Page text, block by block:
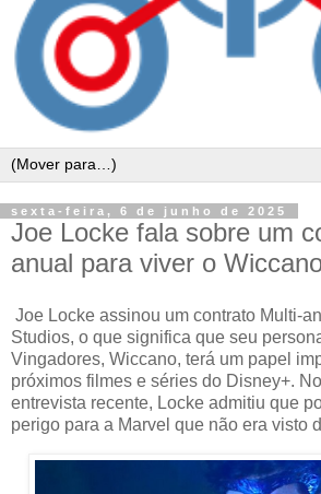
sexta-feira, 6 de junho de 2025
Joe Locke fala sobre um
anual para viver o
Joe Locke assinou um contrato Multi-
Studios, o que significa que seu
Vingadores, Wiccano, terá um papel
próximos filmes e séries do Disney+.
entrevista recente, Locke admitiu que
perigo para a Marvel que não era visto